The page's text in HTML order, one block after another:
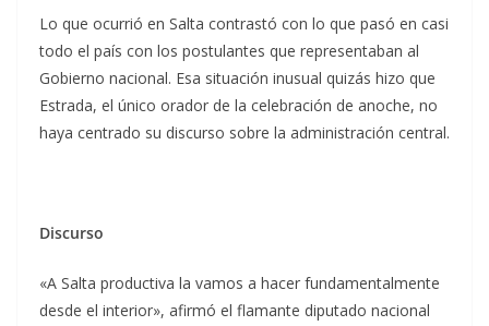
Lo que ocurrió en Salta contrastó con lo que pasó en casi
todo el país con los postulantes que representaban al
Gobierno nacional. Esa situación inusual quizás hizo que
Estrada, el único orador de la celebración de anoche, no
haya centrado su discurso sobre la administración central.
Discurso
«A Salta productiva la vamos a hacer fundamentalmente
desde el interior», afirmó el flamante diputado nacional